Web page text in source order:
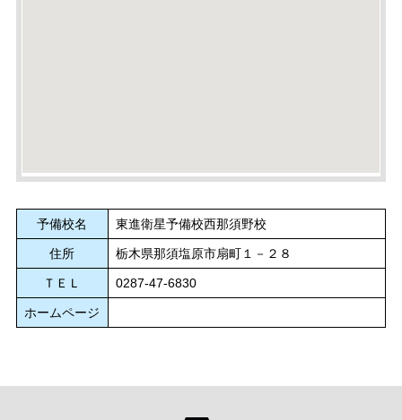
予備校名 東進衛星予備校西那須野校
住所 栃木県那須塩原市扇町１－２８
ＴＥＬ 0287-47-6830
ホームページ